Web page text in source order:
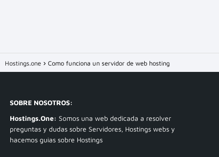
Hostings.one Como funciona un servidor de web hosting
SOBRE NOSOTROS:
Hostings.One: Somos una web dedicada a resolver
preguntas y dudas sobre Servidores, Hostings webs y
hacemos guias sobre Hostings